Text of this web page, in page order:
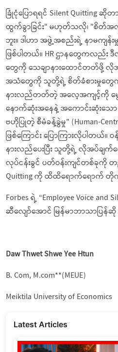
ခြုံငုံပြောရရင် Silent Quitting
ထွက်ခွာခြင်း" မဟုတ်သလို၊ "စိတ်အ
ဘူး။ ဒါဟာ အဖွဲ့အစည်းရဲ့ နာမကျ
ဖြစ်ပါတယ်။ HR ဌာနတွေကလည်
တွေကို သေချာနားထောင်တတ်ဖို့
အသံတွေကို သူတို့ရဲ့ စိတ်ခံစားမှုတွေ
နားလည်တတ်တဲ့ အလေ့အကျင့်ကို မွေ
နောက်ဆုံးအနေနဲ့ အကောင်းဆုံးသေ
ဗဟိုပြုတဲ့ စီမံခန့်ခွဲမှု" (Human-
ဖြစ်ကြောင်း ပြောကြားလိုပါတယ်
နားလည်ပေးပြီး သူတို့ရဲ့ လိုအပ်ချ
လုပ်ငန်းခွင် ပတ်ဝန်းကျင်တစ်ခုကို တ
Quitting ကို ထိထိရောက်ရောက် တိုက်
Forbes ရဲ့ “Employee Voice and
ဆီလျော်အောင် မြန်မာဘာသာပြန်ဆို
Daw Thwet Shwe Yee Htun
B. Com, M.com**(MEUE)
Meiktila University of Economics
Latest Articles